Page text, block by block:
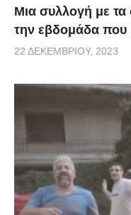
Μια συλλογή με τα
την εβδομάδα που
22 ΔΕΚΕΜΒΡΊΟΥ, 2023